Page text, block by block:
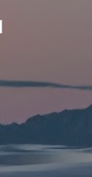
콘텐츠로 건너